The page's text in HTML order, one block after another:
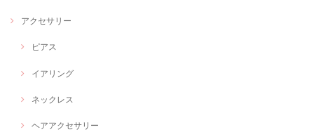
アクセサリー
ピアス
イアリング
ネックレス
ヘアアクセサリー